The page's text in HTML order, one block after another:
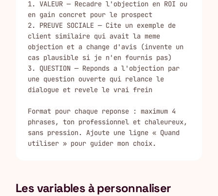
1. VALEUR — Recadre l'objection en ROI ou
en gain concret pour le prospect
2. PREUVE SOCIALE — Cite un exemple de
client similaire qui avait la meme
objection et a change d'avis (invente un
cas plausible si je n'en fournis pas)
3. QUESTION — Reponds a l'objection par
une question ouverte qui relance le
dialogue et revele le vrai frein
Format pour chaque reponse : maximum 4
phrases, ton professionnel et chaleureux,
sans pression. Ajoute une ligne « Quand
utiliser » pour guider mon choix.
Les variables à personnaliser